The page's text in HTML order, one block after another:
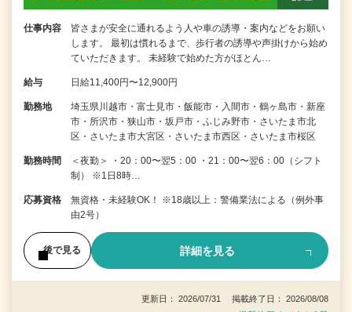
仕事内容
皆さまが安全に通れるよう人や車の誘導・案内などをお願い
します。 最初は慣れるまで、歩行者の誘導や声掛けから始め
ていただきます。 未経験で始めた方がほとん…
給与 日給11,400円〜12,900円
勤務地
埼玉県川越市・富士見市・飯能市・入間市・鶴ヶ島市・新座
市・所沢市・狭山市・坂戸市・ふじみ野市・さいたま市北
区・さいたま市大宮区・さいたま市西区・さいたま市桜区
勤務時間
＜夜勤＞ ・20：00〜翌5：00 ・21：00〜翌6：00（シフト
制） ※1日8時…
応募資格
無資格・未経験OK！ ※18歳以上：警備業法による（例外事
由2号）
後で見る 詳細を見る
更新日： 2026/07/31 掲載終了日： 2026/08/08